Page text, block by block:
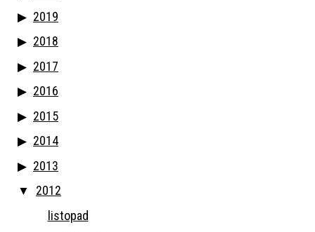
2019
2018
2017
2016
2015
2014
2013
2012
listopad